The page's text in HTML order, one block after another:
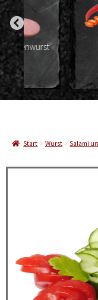
Start Wurst Salami